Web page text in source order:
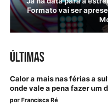
Formato vai ser
ÚLTIMAS
Calor a mais nas férias a
onde vale a pena fazer um
por Francisca Ré